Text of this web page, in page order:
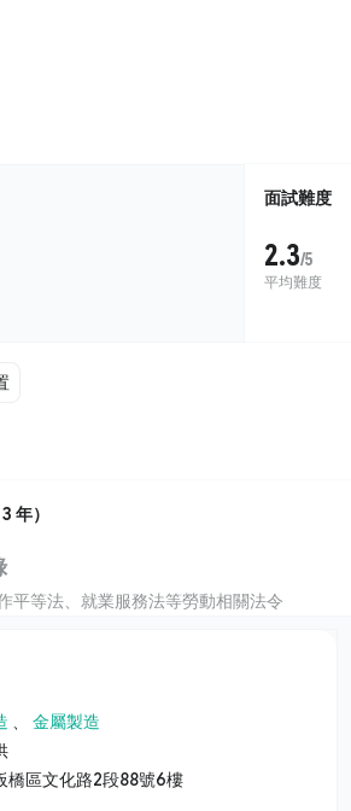
面試難度
2.3/5
平均難度
年）
平等法、就業服務法等勞動相關法令
金屬製造
橋區文化路2段88號6樓